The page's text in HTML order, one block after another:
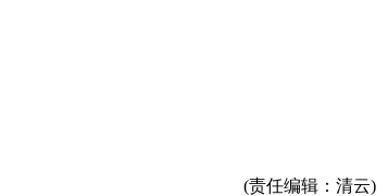
(责任编辑：清云)